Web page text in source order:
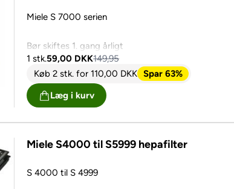
Miele S 7000 serien
Bør skiftes 1. gang årligt
1 stk.59,00 DKK149,95
Køb 2 stk. for 110,00 DKK Spar 63%
Læg i kurv
Miele S4000 til S5999 hepafilter
S 4000 til S 4999